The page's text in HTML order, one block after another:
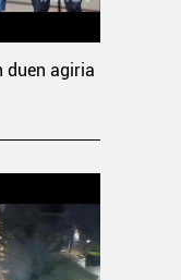
duen agiria